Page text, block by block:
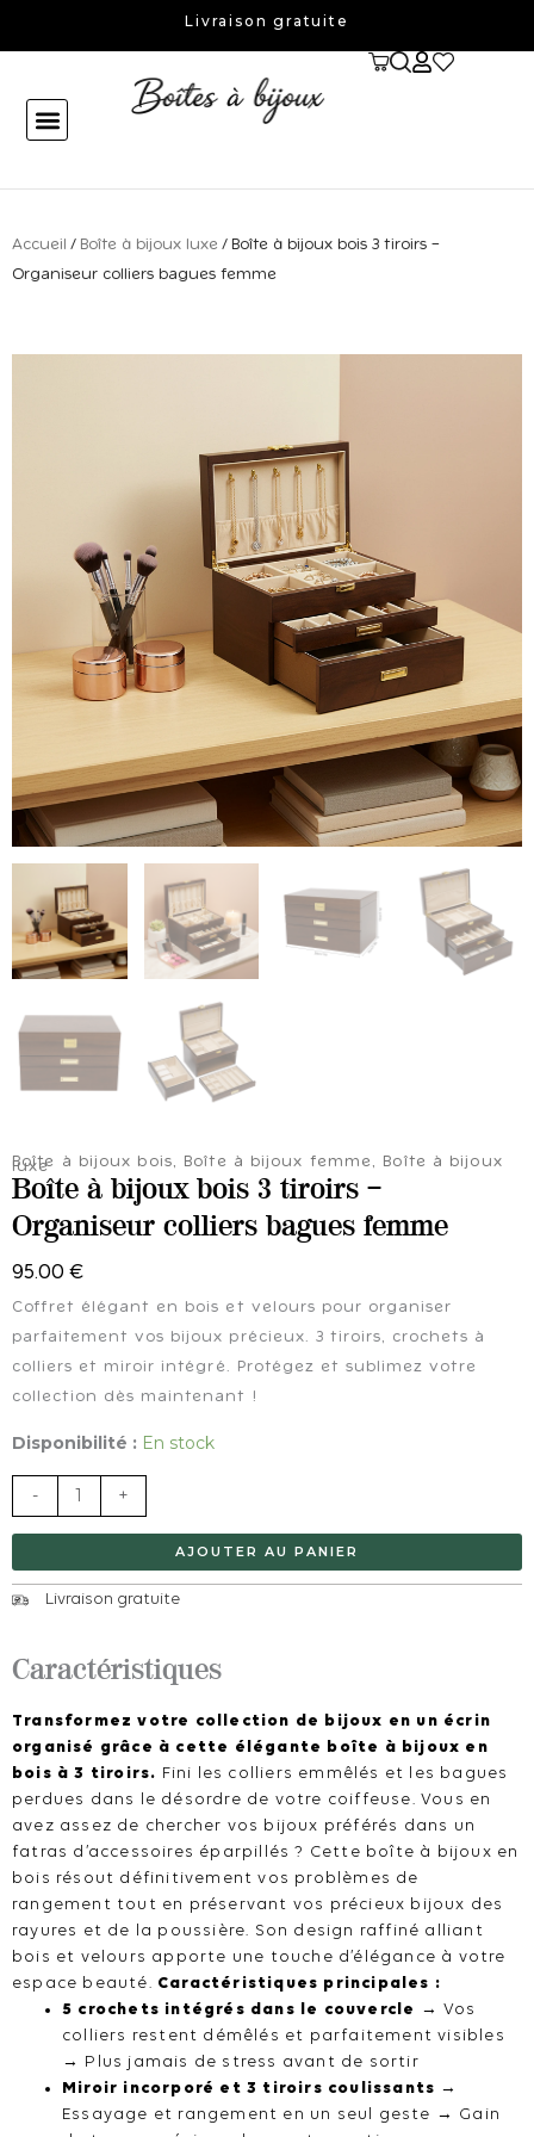
Livraison gratuite
Accueil / Boîte à bijoux luxe / Boîte à bijoux bois 3 tiroirs –
Organiseur colliers bagues femme
Boîte à bijoux bois, Boîte à bijoux femme , Boîte à bijoux
luxe
Boîte à bijoux bois 3 tiroirs –
Organiseur colliers bagues femme
95.00 €
Coffret élégant en bois et velours pour organiser
parfaitement vos bijoux précieux. 3 tiroirs, crochets à
colliers et miroir intégré. Protégez et sublimez votre
collection dès maintenant !
Disponibilité : En stock
-
quantité
de
Boîte
à
bois
-
Organiseur
colliers
bagues
femme
+
AJOUTER AU PANIER
Livraison gratuite
Caractéristiques
Transformez votre collection de bijoux en un écrin
organisé grâce à cette élégante boîte à bijoux en
bois à 3 tiroirs. Fini les colliers emmêlés et les bagues
perdues dans le désordre de votre coiffeuse. Vous en
avez assez de chercher vos bijoux préférés dans un
fatras d’accessoires éparpillés ? Cette boîte à bijoux en
bois résout définitivement vos problèmes de
rangement tout en préservant vos précieux bijoux des
rayures et de la poussière. Son design raffiné alliant
bois et velours apporte une touche d’élégance à votre
espace beauté. Caractéristiques principales :
5 crochets intégrés dans le couvercle → Vos
colliers restent démêlés et parfaitement visibles
→ Plus jamais de stress avant de sortir
Miroir incorporé et 3 tiroirs coulissants →
Essayage et rangement en un seul geste → Gain